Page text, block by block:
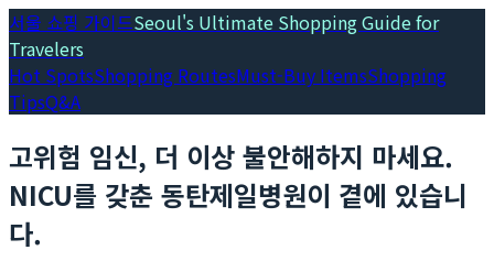
서울 쇼핑 가이드Seoul's Ultimate Shopping Guide for
Travelers
Hot SpotsShopping RoutesMust-Buy ItemsShopping
TipsQ&A
고위험 임신, 더 이상 불안해하지 마세요.
NICU를 갖춘 동탄제일병원이 곁에 있습니
다.